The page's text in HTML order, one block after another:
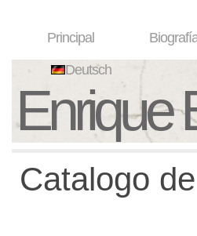
Principal
Deutsch
Enrique
Catalogo